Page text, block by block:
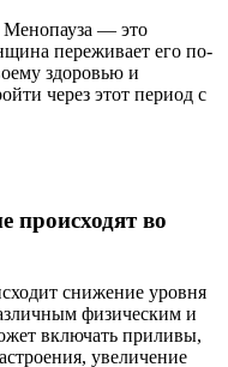
Менопауза — это
переживает его по-
здоровью и
через этот период с
происходят во
снижение уровня
физическим и
включать приливы,
увеличение